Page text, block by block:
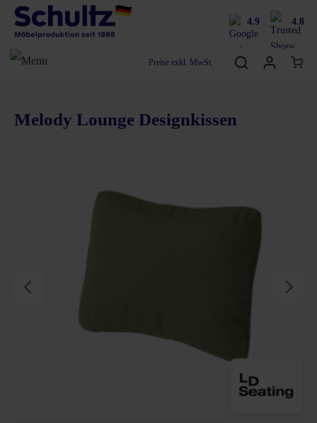
4.9 4.8
Preise exkl. MwSt.
Melody Lounge Designkissen